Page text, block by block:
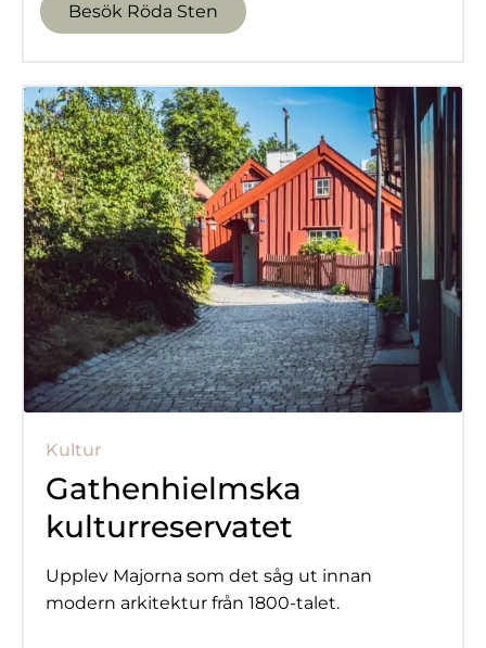
Besök Röda Sten
Kultur
Gathenhielmska
kulturreservatet
Upplev Majorna som det såg ut innan
modern arkitektur från 1800-talet.